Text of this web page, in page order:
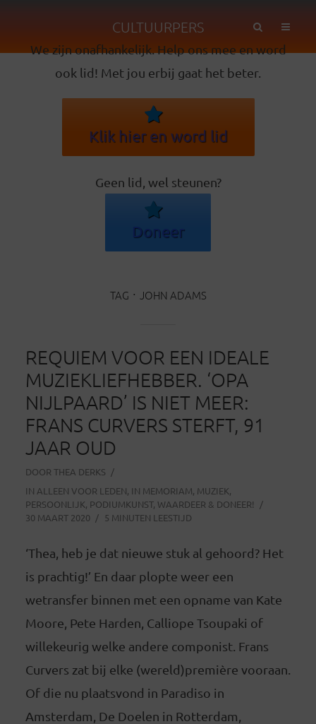
CULTUURPERS
We zijn onafhankelijk. Help ons mee en word
ook lid! Met jou erbij gaat het beter.
Klik hier en word lid
Geen lid, wel steunen?
Doneer
TAG JOHN ADAMS
REQUIEM VOOR EEN IDEALE
MUZIEKLIEFHEBBER. ‘OPA
NIJLPAARD’ IS NIET MEER:
FRANS CURVERS STERFT, 91
JAAR OUD
DOOR THEA DERKS
IN ALLEEN VOOR LEDEN, IN MEMORIAM, MUZIEK,
PERSOONLIJK, PODIUMKUNST, WAARDEER & DONEER!
30 MAART 2020
5 MINUTEN LEESTIJD
‘Thea, heb je dat nieuwe stuk al gehoord? Het
is prachtig!’ En daar plopte weer een
wetransfer binnen met een opname van Kate
Moore, Pete Harden, Calliope Tsoupaki of
willekeurig welke andere componist. Frans
Curvers zat bij elke (wereld)première vooraan.
Of die nu plaatsvond in Paradiso in
Amsterdam, De Doelen in Rotterdam,